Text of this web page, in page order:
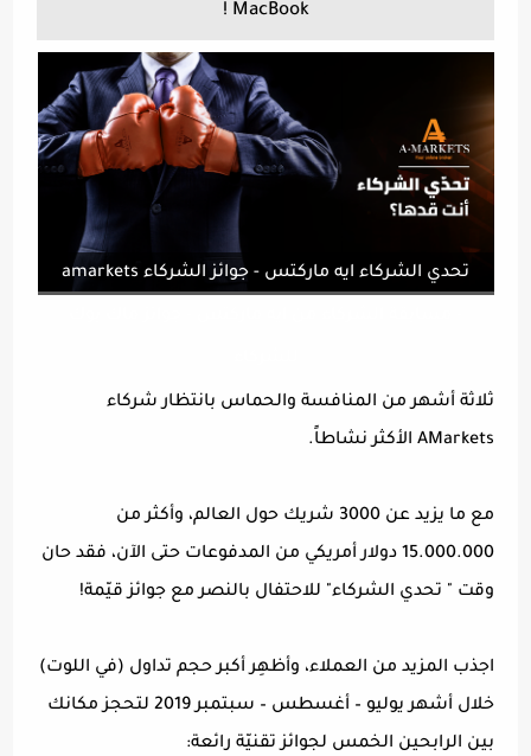
MacBook !
تحدي الشركاء ايه ماركتس - جوائز الشركاء amarkets
ثلاثة أشهر من المنافسة والحماس بانتظار شركاء
AMarkets الأكثر نشاطاً.
مع ما يزيد عن 3000 شريك حول العالم، وأكثر من
15.000.000 دولار أمريكي من المدفوعات حتى الآن، فقد حان
وقت " تحدي الشركاء" للاحتفال بالنصر مع جوائز قيّمة!
اجذب المزيد من العملاء، وأظهِر أكبر حجم تداول (في اللوت)
خلال أشهر يوليو – أغسطس – سبتمبر 2019 لتحجز مكانك
بين الرابحين الخمس لجوائز تقنيّة رائعة: